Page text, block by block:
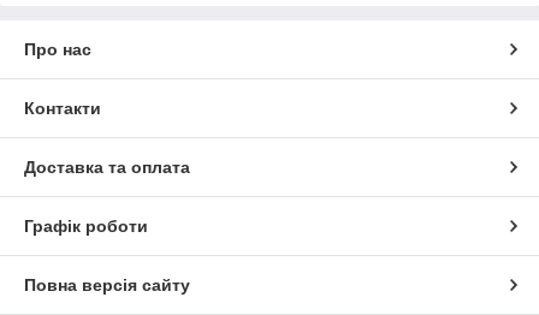
Про нас
Контакти
Доставка та оплата
Графік роботи
Повна версія сайту